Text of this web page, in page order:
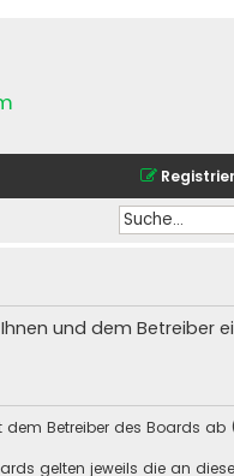
und dem Betreiber
dem Betreiber des Boards
gelten jeweils die an